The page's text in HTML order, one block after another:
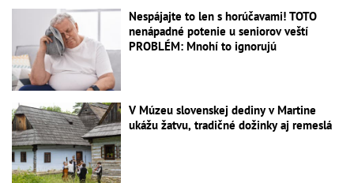
Nespájajte to len s horúčavami! TOTO
nenápadné potenie u seniorov veští
PROBLÉM: Mnohí to ignorujú
V Múzeu slovenskej dediny v Martine
ukážu žatvu, tradičné dožinky aj remeslá